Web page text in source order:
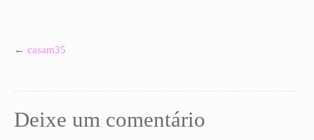
← casam35
Deixe um comentário